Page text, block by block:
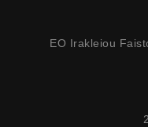
EO Irakleiou